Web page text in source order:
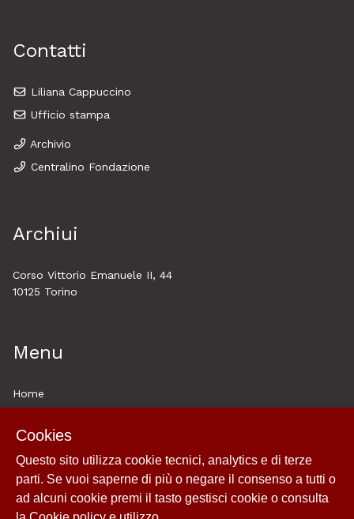
Contatti
Liliana Cappuccino
Ufficio stampa
Archivio
Centralino Fondazione
Archiui
Corso Vittorio Emanuele II, 44
10125 Torino
Menu
Home
Esplora
Historytelling
Cookie policy e utilizzo
Cookies
Questo sito utilizza cookie tecnici, analytics e di terze
parti. Se vuoi saperne di più o negare il consenso a tutti o
ad alcuni cookie premi il tasto gestisci cookie o consulta